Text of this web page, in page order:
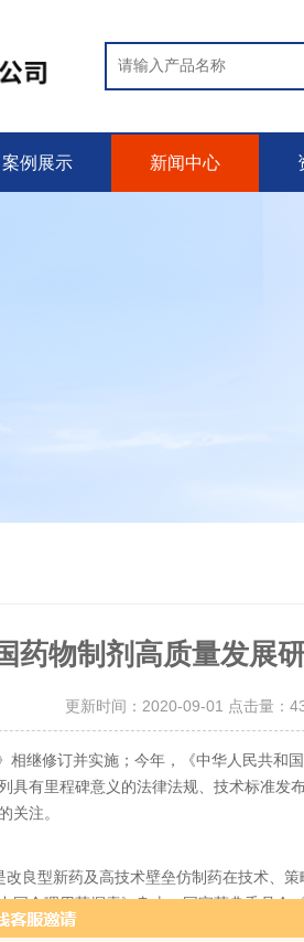
案例展示 新闻中心
药物制剂高质量发展
更新时间：2020-09-01 点击量：
继修订并实施；今年，《中华人民共和
有里程碑意义的法律法规、技术标准发
关注。
良型新药及高技术壁垒仿制药在技术、
合理用药探索》杂志、国家药典委员会
技术壁垒仿制药”（。本届研讨会已邀